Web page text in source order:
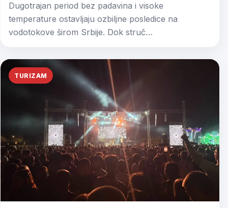
Dugotrajan period bez padavina i visoke
temperature ostavljaju ozbiljne posledice na
vodotokove širom Srbije. Dok struč…
TURIZAM